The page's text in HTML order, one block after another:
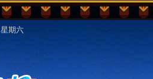
星期六